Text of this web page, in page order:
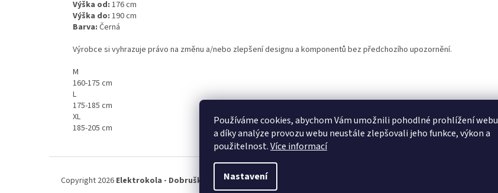
Používáme cookies, abychom Vám umožnili pohodlné prohlížení webu
a díky analýze provozu webu neustále zlepšovali jeho funkce, výkon a
použitelnost.Více informací
Nastavení
Výška od: 176 cm
Výška do: 190 cm
Barva: Černá
Výrobce si vyhrazuje právo na změnu a/nebo zlepšení designu a komponentů bez předchozího upozornění.
M
160-175 cm
L
175-185 cm
XL
185-205 cm
Copyright 2026 Elektrokola - Dobruška . Všechna práva vyhrazena.